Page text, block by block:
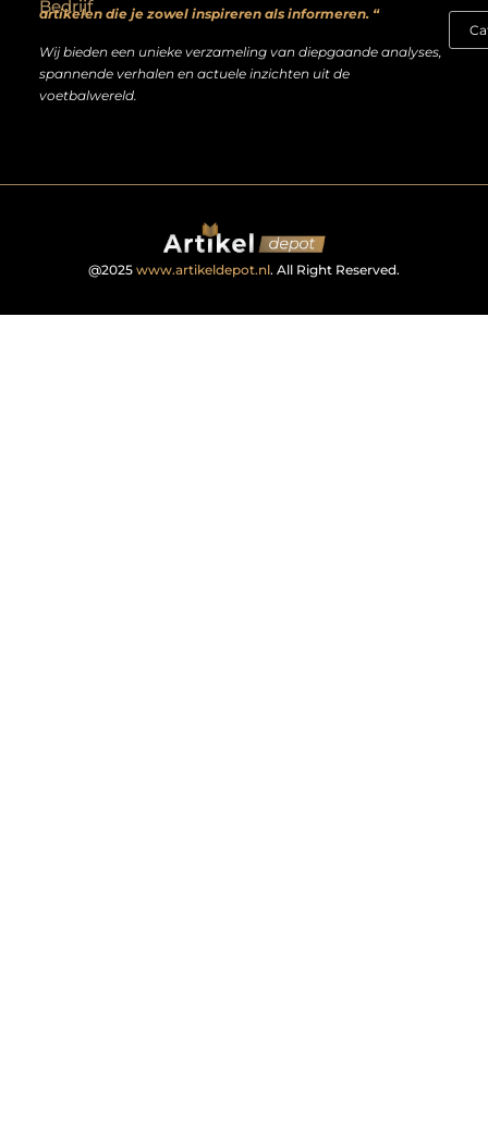
Bedrijf
artikelen die je zowel inspireren als informeren. “
Wij bieden een unieke verzameling van diepgaande analyses,
spannende verhalen en actuele inzichten uit de
voetbalwereld.
@2025 www.artikeldepot.nl. All Right Reserved.